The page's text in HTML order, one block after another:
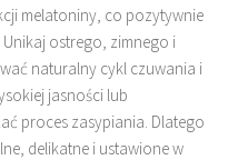
melatoniny, co pozytywnie
ostrego, zimnego i
naturalny cykl czuwania i
jasności lub
proces zasypiania. Dlatego
delikatne i ustawione w